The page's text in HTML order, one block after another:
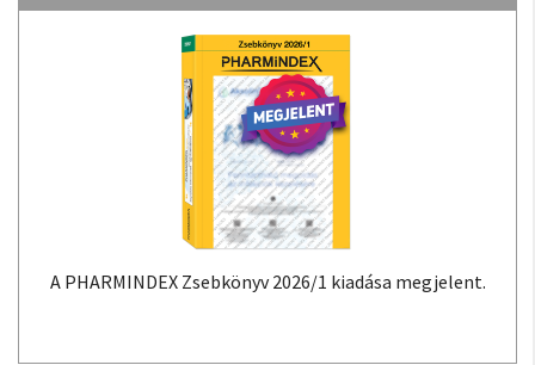
A PHARMINDEX Zsebkönyv 2026/1 kiadása megjelent.